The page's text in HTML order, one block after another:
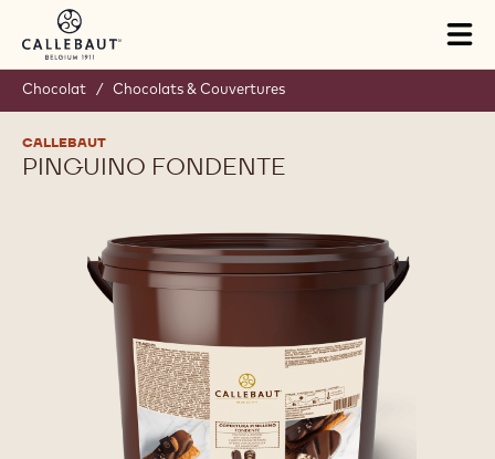
Skip to main content
Chocolat / Chocolats & Couvertures
CALLEBAUT
PINGUINO FONDENTE